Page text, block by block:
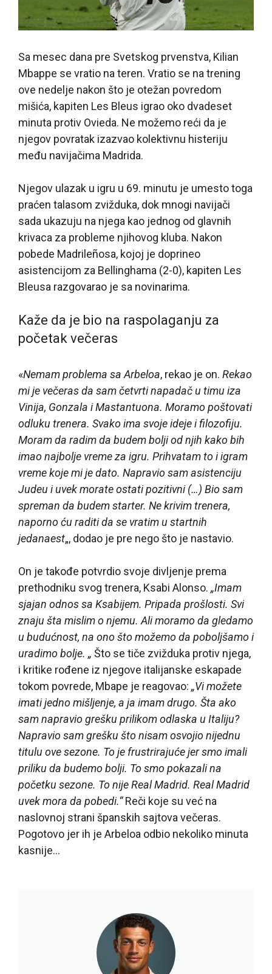
Sa mesec dana pre Svetskog prvenstva, Kilian
Mbappe se vratio na teren. Vratio se na trening
ove nedelje nakon što je otežan povredom
mišića, kapiten Les Bleus igrao oko dvadeset
minuta protiv Ovieda. Ne možemo reći da je
njegov povratak izazvao kolektivnu histeriju
među navijačima Madrida.
Njegov ulazak u igru u 69. minutu je umesto toga
praćen talasom zvižduka, dok mnogi navijači
sada ukazuju na njega kao jednog od glavnih
krivaca za probleme njihovog kluba. Nakon
pobede Madrileñosa, kojoj je doprineo
asistencijom za Bellinghama (2-0), kapiten Les
Bleusa razgovarao je sa novinarima.
Kaže da je bio na raspolaganju za
početak večeras
«Nemam problema sa Arbeloa, rekao je on. Rekao
mi je večeras da sam četvrti napadač u timu iza
Vinija, Gonzala i Mastantuona. Moramo poštovati
odluku trenera. Svako ima svoje ideje i filozofiju.
Moram da radim da budem bolji od njih kako bih
imao najbolje vreme za igru. Prihvatam to i igram
vreme koje mi je dato. Napravio sam asistenciju
Judeu i uvek morate ostati pozitivni (…) Bio sam
spreman da budem starter. Ne krivim trenera,
naporno ću raditi da se vratim u startnih
jedanaest„, dodao je pre nego što je nastavio.
On je takođe potvrdio svoje divljenje prema
prethodniku svog trenera, Ksabi Alonso. „Imam
sjajan odnos sa Ksabijem. Pripada prošlosti. Svi
znaju šta mislim o njemu. Ali moramo da gledamo
u budućnost, na ono što možemo da poboljšamo i
uradimo bolje. „ Što se tiče zvižduka protiv njega,
i kritike rođene iz njegove italijanske eskapade
tokom povrede, Mbape je reagovao: „Vi možete
imati jedno mišljenje, a ja imam drugo. Šta ako
sam napravio grešku prilikom odlaska u Italiju?
Napravio sam grešku što nisam osvojio nijednu
titulu ove sezone. To je frustrirajuće jer smo imali
priliku da budemo bolji. To smo pokazali na
početku sezone. To nije Real Madrid. Real Madrid
uvek mora da pobedi.“Reči koje su već na
naslovnoj strani španskih sajtova večeras.
Pogotovo jer ih je Arbeloa odbio nekoliko minuta
kasnije…